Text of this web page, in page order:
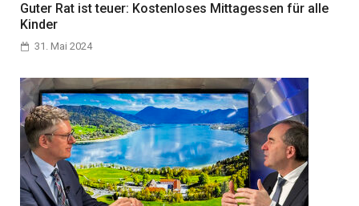
Guter Rat ist teuer: Kostenloses Mittagessen für alle
Kinder
31. Mai 2024